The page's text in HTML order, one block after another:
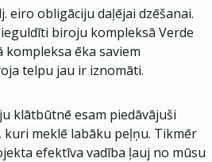
eiro obligāciju daļējai dzēšanai.
biroju kompleksā Verde
kompleksa ēka saviem
telpu jau ir iznomāti.
klātbūtnē esam piedāvājuši
meklē labāku peļņu. Tikmēr
efektīva vadība ļauj no mūsu